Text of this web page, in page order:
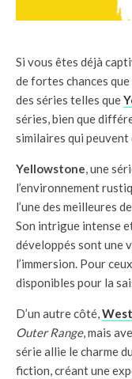
Si vous êtes déjà
de fortes chances
des séries telles que
séries, bien que
similaires qui
Yellowstone, une
l’environnement
l’une des meilleures
Son intrigue intense
développés sont une
l’immersion. Pour
disponibles pour la
D’un autre côté,
Outer Range, mais
série allie le charme
fiction, créant une